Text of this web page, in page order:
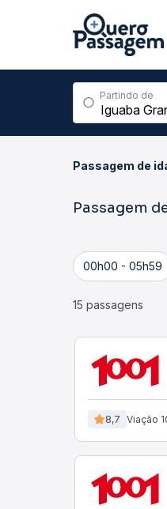
Partindo de
Passagem de
Passagem
00h00 - 05h59
15 passagens
8,7 Viação